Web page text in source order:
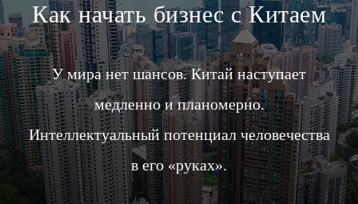
Как начать бизнес с Китаем
У мира нет шансов. Китай наступает
медленно и планомерно.
Интеллектуальный потенциал человечества
в его «руках».